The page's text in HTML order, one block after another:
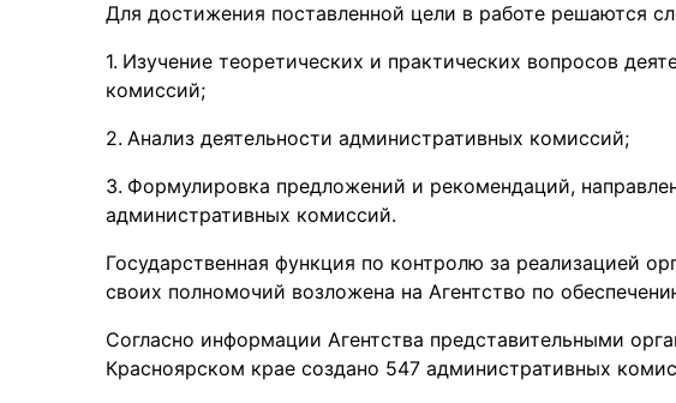
Для достижения поставленной цели в работе решаются
Изучение теоретических и практических вопросов
комиссий;
Анализ деятельности административных комиссий;
Формулировка предложений и рекомендаций,
административных комиссий.
Государственная функция по контролю за реализацией
своих полномочий возложена на Агентство по
Согласно информации Агентства представительными
Красноярском крае создано 547 административных